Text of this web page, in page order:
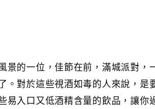
景的一位，佳節在前，滿城派對，
。對於這些視酒如毒的人來說，是
易入口又低酒精含量的飲品，讓你